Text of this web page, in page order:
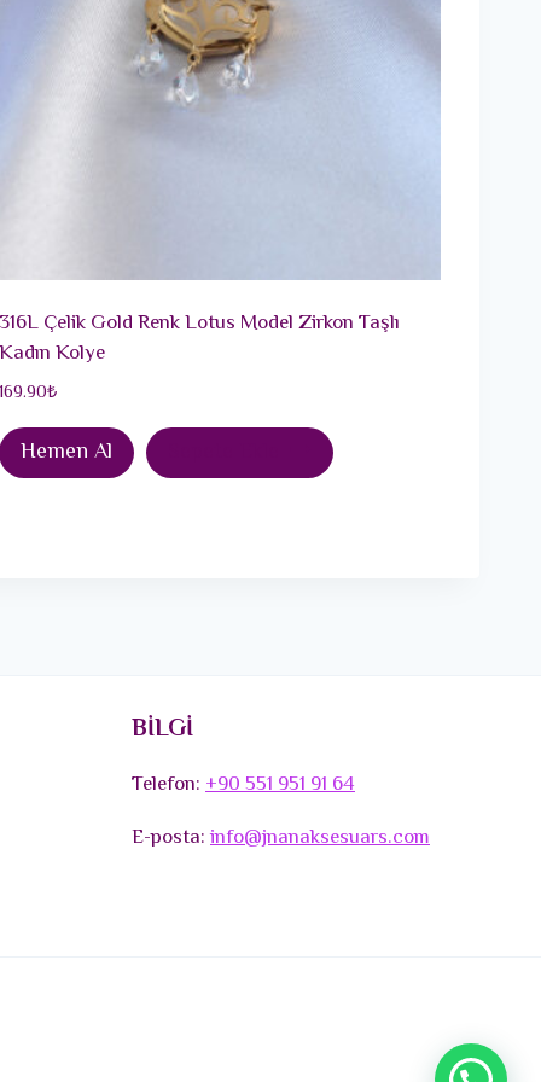
316L Çelik Gold Renk Lotus Model Zirkon Taşlı
Kadın Kolye
169.90₺
Hemen Al
BİLGİ
Telefon:+90 551 951 91 64
E-posta:info@jnanaksesuars.com